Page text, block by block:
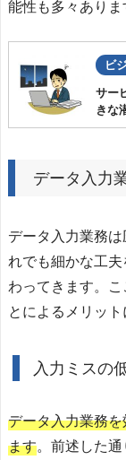
能性も多々ありま
ビ
サー
きな
データ入力
データ入力業務
れでも細かな工
わってきます。
とによるメリット
入力ミスの
データ入力業務
ます。前述した